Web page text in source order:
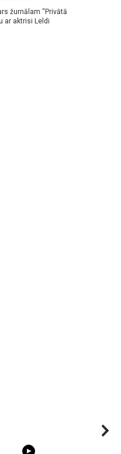
žurnālam “Privātā
ar aktrisi Leldi